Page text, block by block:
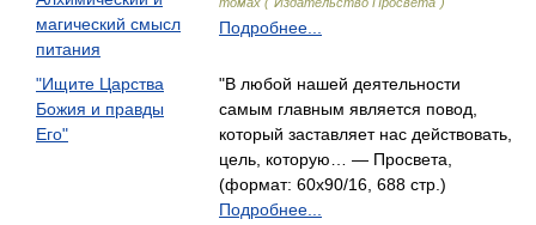
магический смысл
питания
Подробнее...
"Ищите Царства
Божия и правды
Его"
"В любой нашей деятельности
самым главным является повод,
который заставляет нас действовать,
цель, которую… — Просвета,
(формат: 60x90/16, 688 стр.)
Подробнее...